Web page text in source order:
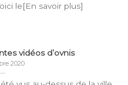
le[En savoir plus]
vidéos d’ovnis
2020